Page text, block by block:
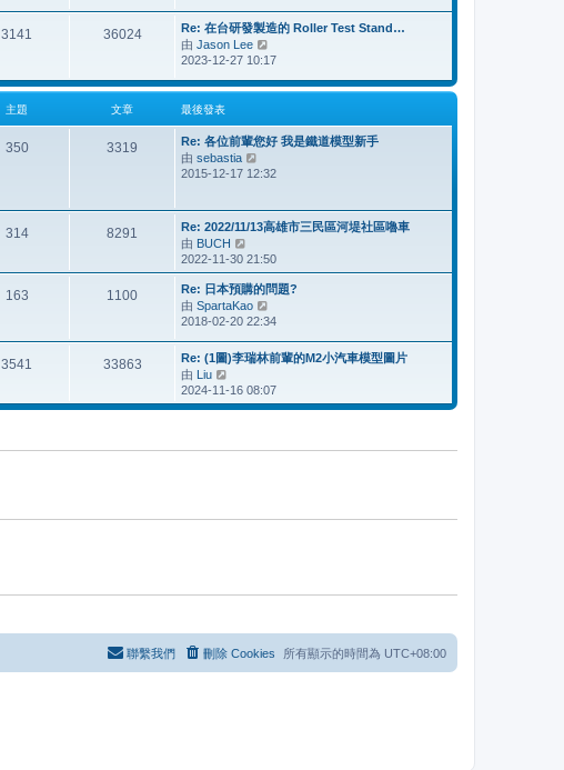
最
後
發
表
3141 36024
Re: 在台研發製造的 Roller Test Stand…
由 Jason Lee
視
最
後
表
2023-12-27 10:17
主題 文章 最後發表
350 3319
Re: 各位前輩您好 我是鐵道模型新手
由 sebastia
視
後
發
2015-12-17 12:32
314 8291
Re: 2022/11/13高雄市三民區河堤社區嚕車
由 BUCH
視
最
後
發
表
2022-11-30 21:50
163 1100
Re: 日本預購的問題?
由 SpartaKao
視
最
後
表
2018-02-20 22:34
3541 33863
Re: (1圖)李瑞林前輩的M2小汽車模型圖片
由 Liu
視
最
2024-11-16 08:07
所有顯示的時間為 UTC+08:00
刪除 Cookies
聯繫我們